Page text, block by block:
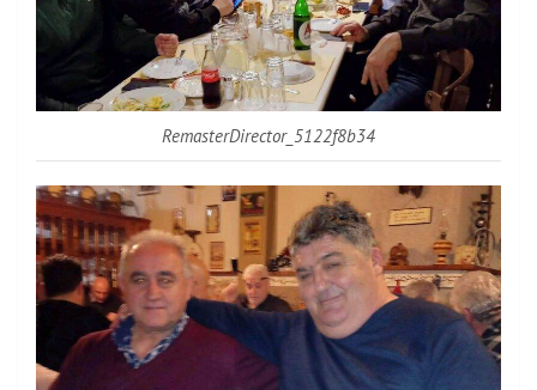
RemasterDirector_5122f8b34